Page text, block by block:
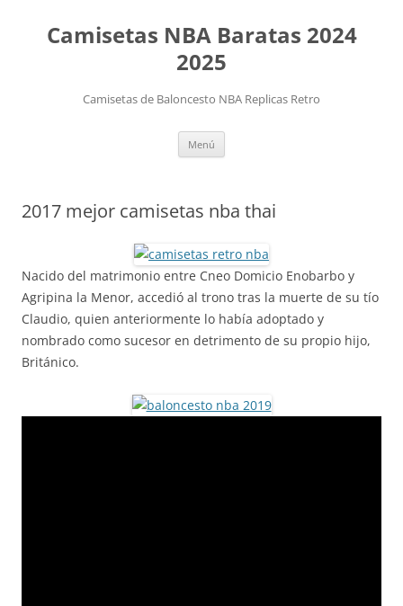
Camisetas NBA Baratas 2024
2025
Camisetas de Baloncesto NBA Replicas Retro
Menú
2017 mejor camisetas nba thai
Nacido del matrimonio entre Cneo Domicio Enobarbo y
Agripina la Menor, accedió al trono tras la muerte de su tío
Claudio, quien anteriormente lo había adoptado y
nombrado como sucesor en detrimento de su propio hijo,
Británico.